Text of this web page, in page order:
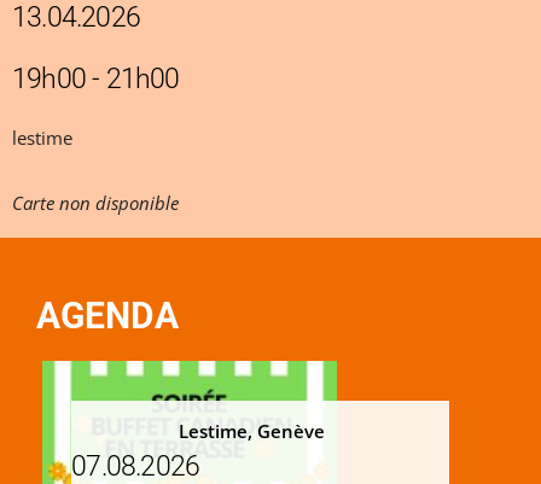
13.04.2026
19h00 - 21h00
lestime
Carte non disponible
AGENDA
Lestime, Genève
07.08.2026